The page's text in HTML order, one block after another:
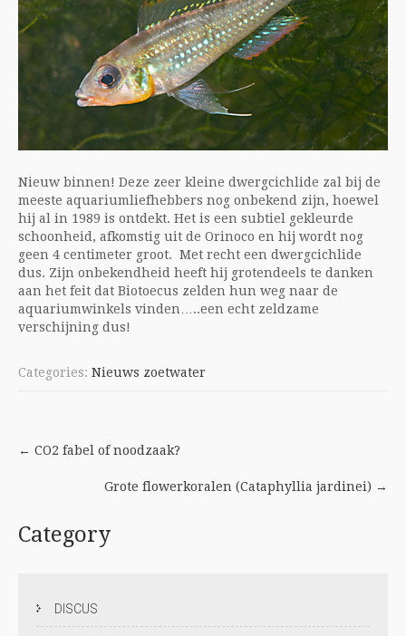
Nieuw binnen! Deze zeer kleine dwergcichlide zal bij de
meeste aquariumliefhebbers nog onbekend zijn, hoewel
hij al in 1989 is ontdekt. Het is een subtiel gekleurde
schoonheid, afkomstig uit de Orinoco en hij wordt nog
geen 4 centimeter groot. Met recht een dwergcichlide
dus. Zijn onbekendheid heeft hij grotendeels te danken
aan het feit dat Biotoecus zelden hun weg naar de
aquariumwinkels vinden…..een echt zeldzame
verschijning dus!
Categories: Nieuws zoetwater
Post
navigation
← CO2 fabel of noodzaak?
Grote flowerkoralen (Cataphyllia jardinei) →
Category
DISCUS